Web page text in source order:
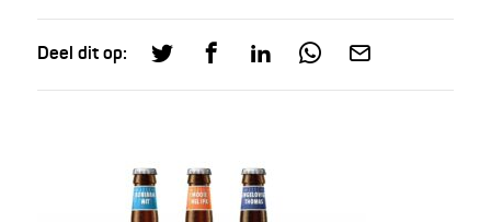
Deel dit op: